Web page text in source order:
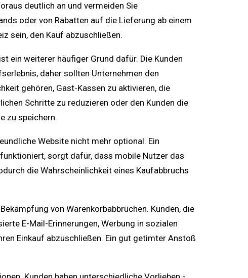
deutlich an und vermeiden Sie
oder von Rabatten auf die Lieferung ab einem
sein, den Kauf abzuschließen.
ein weiterer häufiger Grund dafür. Die Kunden
daher sollten Unternehmen den
gehören, Gast-Kassen zu aktivieren, die
Schritte zu reduzieren oder den Kunden die
zu speichern.
Website nicht mehr optional. Ein
sorgt dafür, dass mobile Nutzer das
die Wahrscheinlichkeit eines Kaufabbruchs
von Warenkorbabbrüchen. Kunden, die
E-Mail-Erinnerungen, Werbung in sozialen
Einkauf abzuschließen. Ein gut getimter Anstoß